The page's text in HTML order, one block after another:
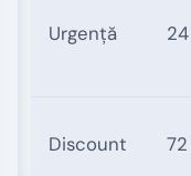
Urgență
Discount